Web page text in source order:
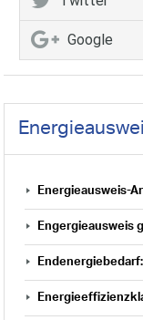
Google
Energieausweis-
Engergieausweis
Endenergiebedarf: